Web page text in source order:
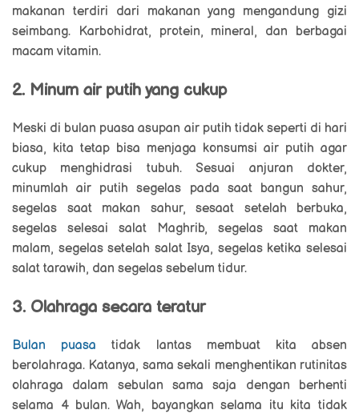
makanan terdiri dari makanan yang mengandung gizi
seimbang. Karbohidrat, protein, mineral, dan berbagai
macam vitamin.
2. Minum air putih yang cukup
Meski di bulan puasa asupan air putih tidak seperti di hari
biasa, kita tetap bisa menjaga konsumsi air putih agar
cukup menghidrasi tubuh. Sesuai anjuran dokter,
minumlah air putih segelas pada saat bangun sahur,
segelas saat makan sahur, sesaat setelah berbuka,
segelas selesai salat Maghrib, segelas saat makan
malam, segelas setelah salat Isya, segelas ketika selesai
salat tarawih, dan segelas sebelum tidur.
3. Olahraga secara teratur
Bulan puasa tidak lantas membuat kita absen
berolahraga. Katanya, sama sekali menghentikan rutinitas
olahraga dalam sebulan sama saja dengan berhenti
selama 4 bulan. Wah, bayangkan selama itu kita tidak